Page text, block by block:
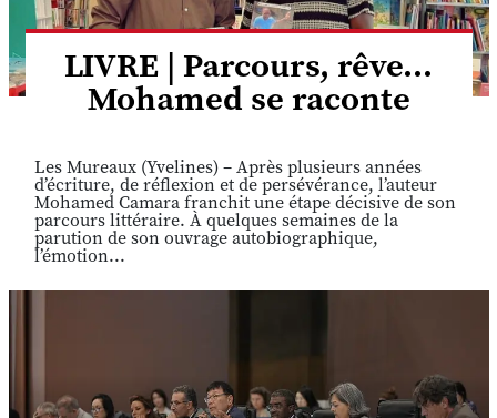
LIVRE | Parcours, rêve...
Mohamed se raconte
Les Mureaux (Yvelines) – Après plusieurs années
d’écriture, de réflexion et de persévérance, l’auteur
Mohamed Camara franchit une étape décisive de son
parcours littéraire. À quelques semaines de la
parution de son ouvrage autobiographique,
l’émotion...